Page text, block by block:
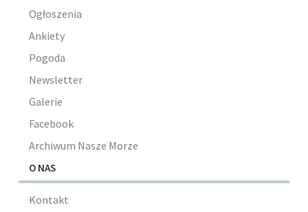
Ogłoszenia
Ankiety
Pogoda
Newsletter
Galerie
Facebook
Archiwum Nasze Morze
O NAS
Kontakt